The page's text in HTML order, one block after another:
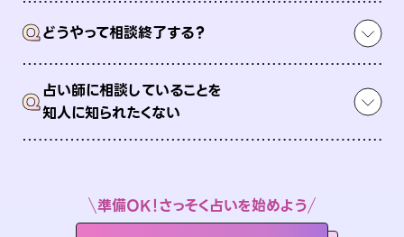
Qどうやって相談終了する？
Q占い師に相談していることを
知人に知られたくない
準備OK！さっそく占いを始めよう